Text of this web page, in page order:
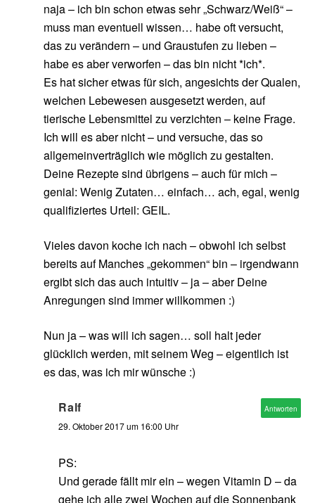
naja – ich bin schon etwas sehr „Schwarz/Weiß“ –
muss man eventuell wissen… habe oft versucht,
das zu verändern – und Graustufen zu lieben –
habe es aber verworfen – das bin nicht *ich*.
Es hat sicher etwas für sich, angesichts der Qualen,
welchen Lebewesen ausgesetzt werden, auf
tierische Lebensmittel zu verzichten – keine Frage.
Ich will es aber nicht – und versuche, das so
allgemeinverträglich wie möglich zu gestalten.
Deine Rezepte sind übrigens – auch für mich –
genial: Wenig Zutaten… einfach… ach, egal, wenig
qualifiziertes Urteil: GEIL.
Vieles davon koche ich nach – obwohl ich selbst
bereits auf Manches „gekommen“ bin – irgendwann
ergibt sich das auch intuitiv – ja – aber Deine
Anregungen sind immer willkommen :)
Nun ja – was will ich sagen… soll halt jeder
glücklich werden, mit seinem Weg – eigentlich ist
es das, was ich mir wünsche :)
Ralf
29. Oktober 2017 um 16:00 Uhr
PS:
Und gerade fällt mir ein – wegen Vitamin D – da
gehe ich alle zwei Wochen auf die Sonnenbank
Antworten